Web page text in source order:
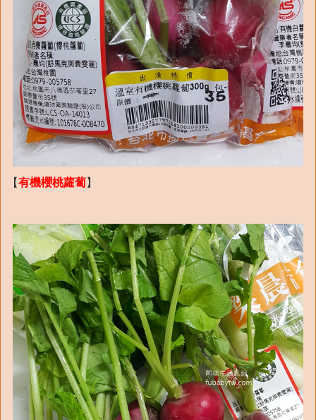
【有機櫻桃蘿蔔】